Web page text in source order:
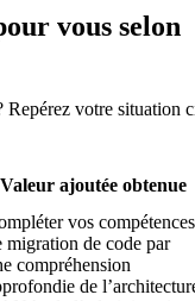
vous selon
Repérez votre situation
Valeur ajoutée obtenue
vos compétences
migration de code par
compréhension
de